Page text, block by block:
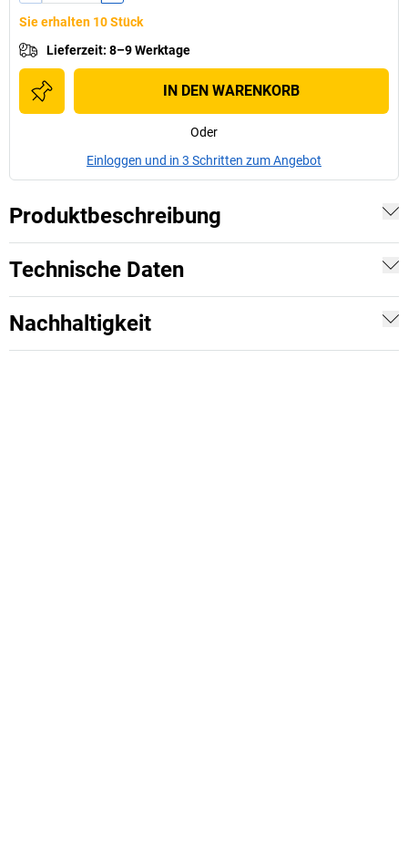
Sie erhalten 10 Stück
Lieferzeit: 8–9 Werktage
IN DEN WARENKORB
Oder
Einloggen und in 3 Schritten zum Angebot
Produktbeschreibung
Technische Daten
Nachhaltigkeit